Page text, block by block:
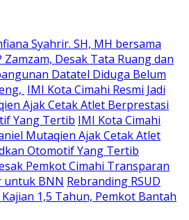
Syahrir. SH, MH bersama
Desak Tata Ruang dan
Datatel Diduga Belum
IMI Kota Cimahi Resmi Jadi
Ajak Cetak Atlet Berprestasi
Yang Tertib IMI Kota Cimahi
Mutaqien Ajak Cetak Atlet
Otomotif Yang Tertib
Pemkot Cimahi Transparan
untuk BNN Rebranding RSUD
1,5 Tahun, Pemkot Bantah